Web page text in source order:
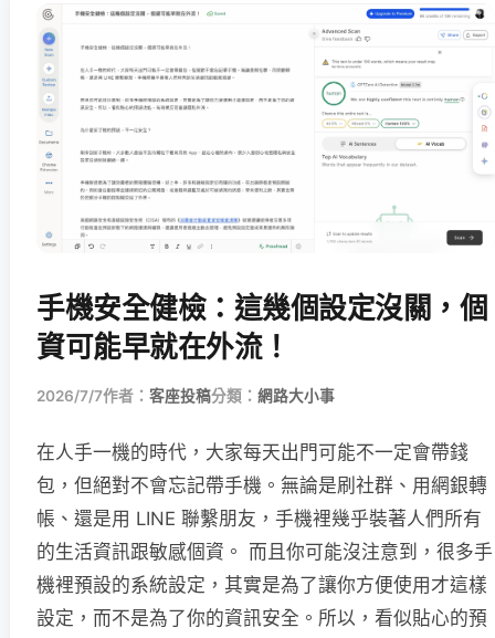
手機安全健檢：這幾個設定沒關，個
資可能早就在外流！
2026/7/7作者： 客座投稿分類： 網路大小事
在人手一機的時代，大家每天出門可能不一定會帶錢
包，但絕對不會忘記帶手機。無論是刷社群、用網銀轉
帳、還是用 LINE 聯繫朋友，手機裡幾乎裝著人們所有
的生活資訊跟敏感個資。 而且你可能沒注意到，很多手
機裡預設的系統設定，其實是為了讓你方便使用才這樣
設定，而不是為了你的資訊安全。所以，看似貼心的預